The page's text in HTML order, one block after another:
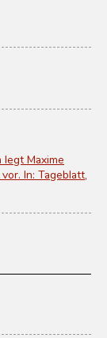
legt Maxime
In: Tageblatt,